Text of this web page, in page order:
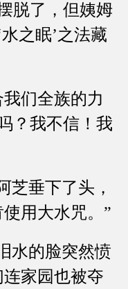
脱了，但姨姆
之眠’之法藏
们全族的力
？我不信！我
垂下了头，
用大水咒。”
的脸突然愤
家园也被夺